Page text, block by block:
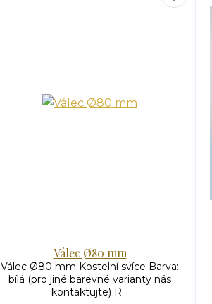
Válec Ø80 mm
Válec Ø80 mm Kostelní svíce Barva:
bílá (pro jiné barevné varianty nás
kontaktujte) R...